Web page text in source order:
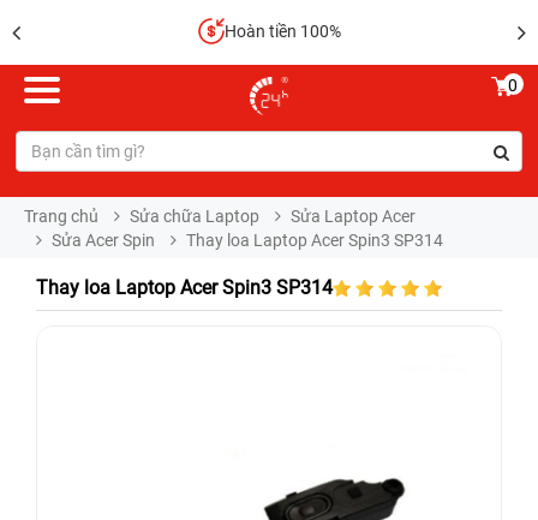
Hoàn tiền 100%
0
Trang chủ Sửa chữa Laptop
Sửa Laptop Acer
Sửa Acer Spin
Thay loa Laptop Acer Spin3 SP314
Thay loa Laptop Acer Spin3 SP314